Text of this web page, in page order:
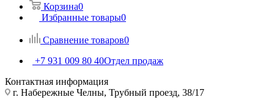
Корзина0
Избранные товары0
Сравнение товаров0
+7 931 009 80 40Отдел продаж
Контактная информация
г. Набережные Челны, Трубный проезд, 38/17